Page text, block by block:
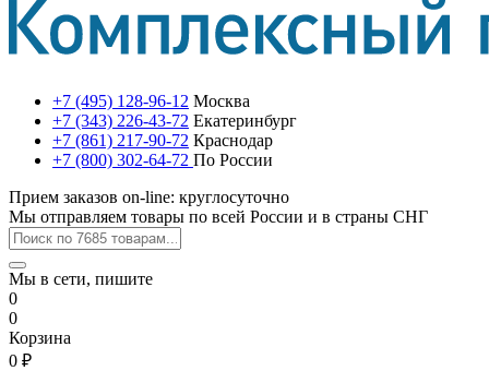
+7 (495) 128-96-12 Москва
+7 (343) 226-43-72 Екатеринбург
+7 (861) 217-90-72 Краснодар
+7 (800) 302-64-72 По России
Прием заказов on-line: круглосуточно
Мы отправляем товары по всей России и в страны СНГ
Мы в сети, пишите
0
0
Корзина
0 ₽